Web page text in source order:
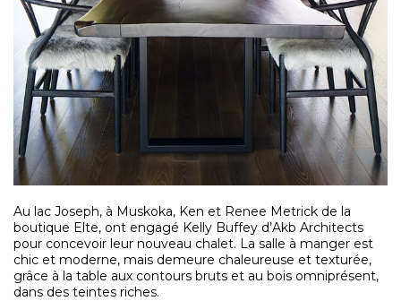
Au lac Joseph, à Muskoka, Ken et Renee Metrick de la
boutique Elte, ont engagé Kelly Buffey d’Akb Architects
pour concevoir leur nouveau chalet. La salle à manger est
chic et moderne, mais demeure chaleureuse et texturée,
grâce à la table aux contours bruts et au bois omniprésent,
dans des teintes riches.